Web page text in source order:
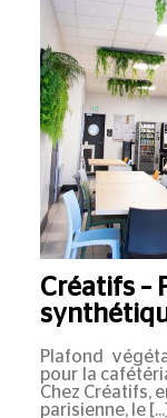
Créatifs –
Plafond
pour la
Chez Créatifs,
parisienne, le